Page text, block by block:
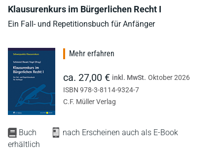
Klausurenkurs im Bürgerlichen Recht I
Ein Fall- und Repetitionsbuch für Anfänger
Buch
nach Erscheinen auch als E-Book
erhältlich
Mehr erfahren
ca. 27,00 € inkl. MwSt. Oktober 2026
ISBN 978-3-8114-9324-7
C.F. Müller Verlag